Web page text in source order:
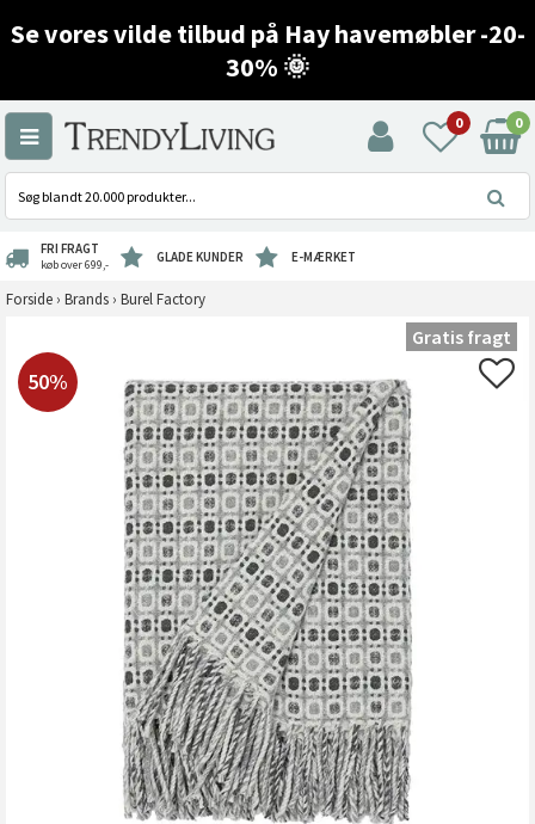
Se vores vilde tilbud på Hay havemøbler -20-
30% 🌞
0 0
FRI FRAGT
køb over 699,- GLADE KUNDER E-MÆRKET
Forside › Brands › Burel Factory
50%
Gratis fragt